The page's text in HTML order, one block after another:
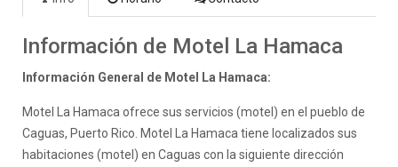
Información de Motel La Hamaca
Información General de Motel La Hamaca:
Motel La Hamaca ofrece sus servicios (motel) en el pueblo de
Caguas, Puerto Rico. Motel La Hamaca tiene localizados sus
habitaciones (motel) en Caguas con la siguiente dirección